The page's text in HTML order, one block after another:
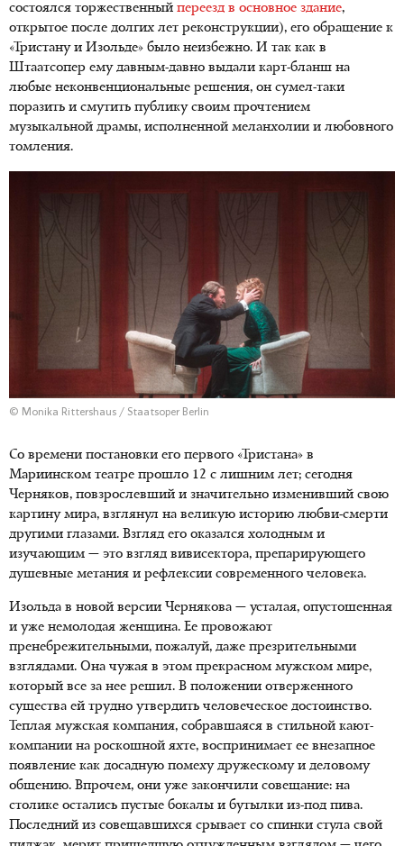
состоялся торжественный переезд в основное здание,
открытое после долгих лет реконструкции), его обращение к
«Тристану и Изольде» было неизбежно. И так как в
Штаатсопер ему давным-давно выдали карт-бланш на
любые неконвенциональные решения, он сумел-таки
поразить и смутить публику своим прочтением
музыкальной драмы, исполненной меланхолии и любовного
томления.
© Monika Rittershaus / Staatsoper Berlin
Со времени постановки его первого «Тристана» в
Мариинском театре прошло 12 с лишним лет; сегодня
Черняков, повзрослевший и значительно изменивший свою
картину мира, взглянул на великую историю любви-смерти
другими глазами. Взгляд его оказался холодным и
изучающим — это взгляд вивисектора, препарирующего
душевные метания и рефлексии современного человека.
Изольда в новой версии Чернякова — усталая, опустошенная
и уже немолодая женщина. Ее провожают
пренебрежительными, пожалуй, даже презрительными
взглядами. Она чужая в этом прекрасном мужском мире,
который все за нее решил. В положении отверженного
существа ей трудно утвердить человеческое достоинство.
Теплая мужская компания, собравшаяся в стильной кают-
компании на роскошной яхте, воспринимает ее внезапное
появление как досадную помеху дружескому и деловому
общению. Впрочем, они уже закончили совещание: на
столике остались пустые бокалы и бутылки из-под пива.
Последний из совещавшихся срывает со спинки стула свой